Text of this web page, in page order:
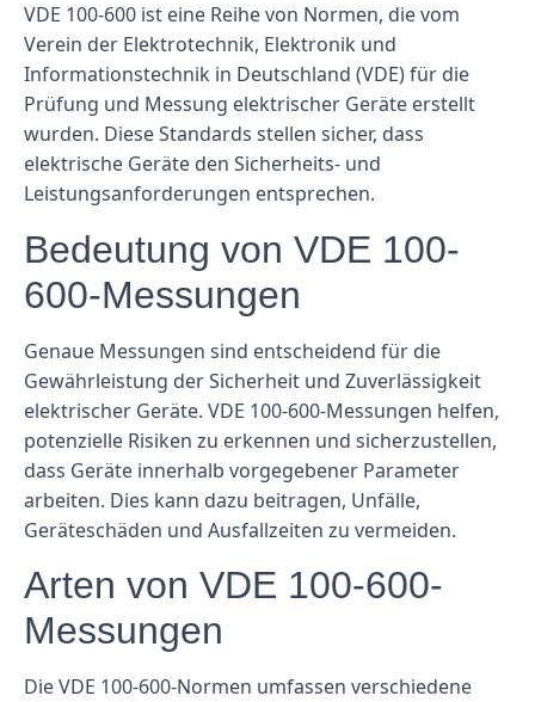
VDE 100-600 ist eine Reihe von Normen, die vom
Verein der Elektrotechnik, Elektronik und
Informationstechnik in Deutschland (VDE) für die
Prüfung und Messung elektrischer Geräte erstellt
wurden. Diese Standards stellen sicher, dass
elektrische Geräte den Sicherheits- und
Leistungsanforderungen entsprechen.
Bedeutung von VDE 100-
600-Messungen
Genaue Messungen sind entscheidend für die
Gewährleistung der Sicherheit und Zuverlässigkeit
elektrischer Geräte. VDE 100-600-Messungen helfen,
potenzielle Risiken zu erkennen und sicherzustellen,
dass Geräte innerhalb vorgegebener Parameter
arbeiten. Dies kann dazu beitragen, Unfälle,
Geräteschäden und Ausfallzeiten zu vermeiden.
Arten von VDE 100-600-
Messungen
Die VDE 100-600-Normen umfassen verschiedene